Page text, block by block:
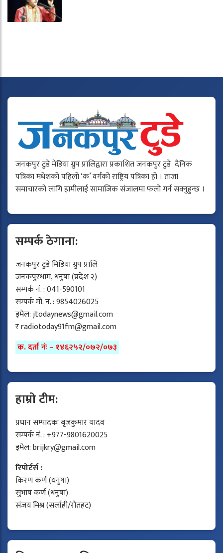
जनकपुर टुडे मेडिया ग्रुप प्रालिद्वारा प्रकाशित जनकपुर टुडे दैनिक
पत्रिका मधेशको पहिलो ‘क’ वर्गको राष्ट्रिय पत्रिका हो । ताजा
समाचारको लागि हामीलाई सामाजिक संजालमा फलो गर्न सक्नुहुन्छ ।
सम्पर्क ठेगाना:
जनकपुर टुडे मिडिया ग्रुप प्रालि
जनकपुरधाम, धनुषा (प्रदेश २)
सम्पर्क नं. : 041-590101
सम्पर्क मो. नं. : 9854026025
इमेल:jtodaynews@gmail.com
रradiotoday91fm@gmail.com
क. दर्ता नंः – १४६२५२/०७२/०७३
हाम्रो टीम:
प्रधान सम्पादकः बृजकुमार यादव
सम्पर्क नं. : +977-9801620025
इमेल:brijkry@gmail.com
रिपोर्टर्स :
किरण कर्ण (धनुषा)
सुभाष कर्ण (धनुषा)
संजय मिश्र (सर्लाही/रौतहट)